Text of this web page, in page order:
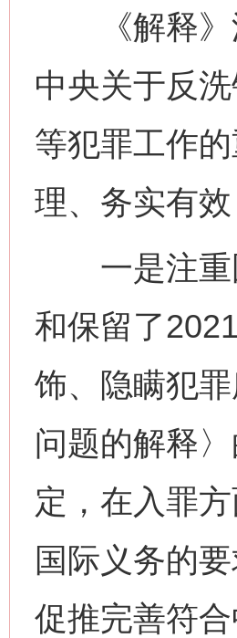
《解释》
中央关于反
等犯罪工作
理、务实有
一是注重
和保留了
饰、隐瞒犯
问题的解释
定，在入罪
国际义务的
促推完善符